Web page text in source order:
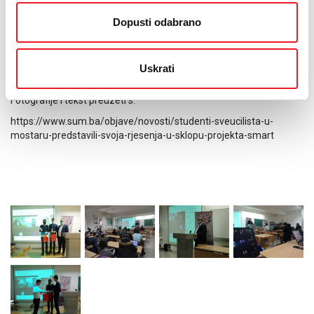
Dopusti odabrano
Uskrati
Centar za informacijske tehnologije SUMIT, Ericsson Nikola Tesla i
HT Eronet već sutra nastavljaju dalje s aktivnostima na projektu
Fotografije i tekst preuzeti s:
https://www.sum.ba/objave/novosti/studenti-sveucilista-u-
mostaru-predstavili-svoja-rjesenja-u-sklopu-projekta-smart